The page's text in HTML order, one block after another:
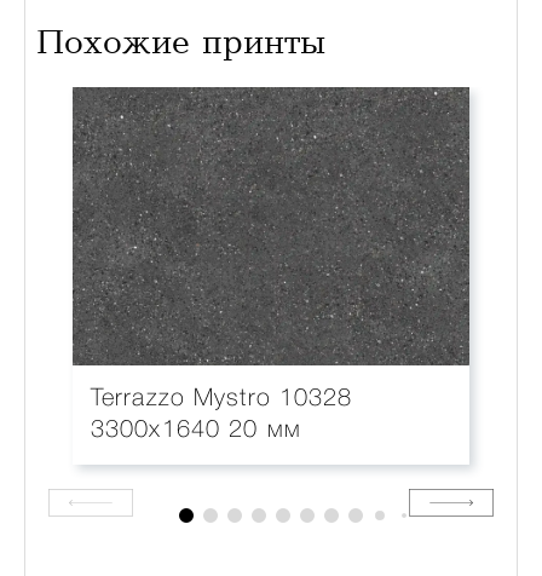
Похожие принты
Terrazzo Mystro 10328
3300x1640 20 мм